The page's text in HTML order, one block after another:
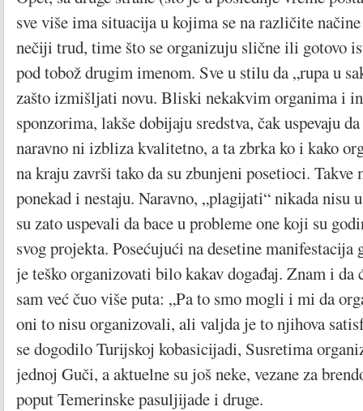
sve više ima situacija u kojima se na različite
nečiji trud, time što se organizuju slične ili gotovo
pod tobož drugim imenom. Sve u stilu da „rupa u
zašto izmišljati novu. Bliski nekakvim organima i
sponzorima, lakše dobijaju sredstva, čak uspevaju
naravno ni izbliza kvalitetno, a ta zbrka ko i kako
na kraju završi tako da su zbunjeni posetioci.
ponekad i nestaju. Naravno, „plagijati“ nikada nisu
su zato uspevali da bace u probleme one koji su
svog projekta. Posećujući na desetine
je teško organizovati bilo kakav događaj. Znam i
sam već čuo više puta: „Pa to smo mogli i mi da
oni to nisu organizovali, ali valjda je to njihova
se dogodilo Turijskoj kobasicijadi, Susretima
jednoj Guči, a aktuelne su još neke, vezane za
poput Temerinske pasuljijade i druge.